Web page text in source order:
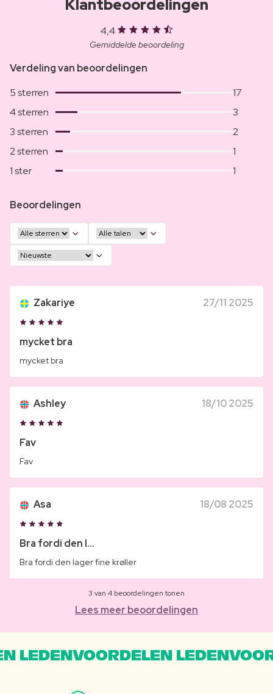
Klantbeoordelingen
4,4
Gemiddelde beoordeling
Verdeling van beoordelingen
5 sterren
17
4 sterren
3
3 sterren
2
2 sterren
1
1 ster
1
Beoordelingen
Zakariye 27/11 2025
mycket bra
mycket bra
Ashley 18/10 2025
Fav
Fav
Asa 18/08 2025
Bra fordi den l...
Bra fordi den lager fine krøller
3 van 4 beoordelingen tonen
Lees meer beoordelingen
LEDENVOORDELEN